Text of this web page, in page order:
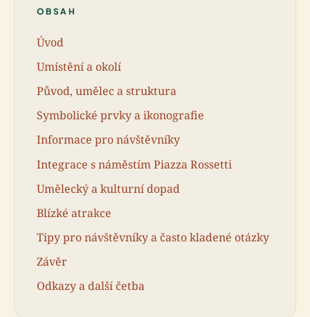
OBSAH
Úvod
Umístění a okolí
Původ, umělec a struktura
Symbolické prvky a ikonografie
Informace pro návštěvníky
Integrace s náměstím Piazza Rossetti
Umělecký a kulturní dopad
Blízké atrakce
Tipy pro návštěvníky a často kladené otázky
Závěr
Odkazy a další četba